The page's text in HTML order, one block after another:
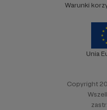
Warunki
Unia
Copyright